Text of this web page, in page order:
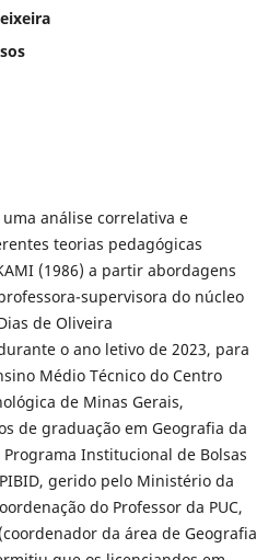
análise correlativa e
teorias pedagógicas
(1986) a partir abordagens
supervisora do núcleo
de Oliveira
o ano letivo de 2023, para
Médio Técnico do Centro
de Minas Gerais,
de graduação em Geografia da
Programa Institucional de Bolsas
gerido pelo Ministério da
do Professor da PUC,
da área de Geografia